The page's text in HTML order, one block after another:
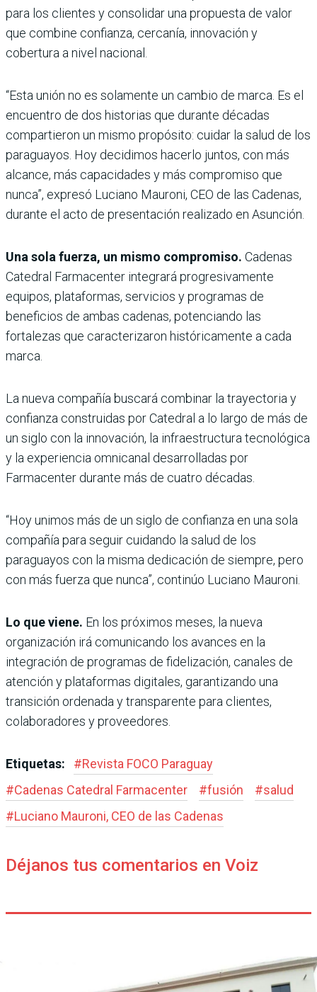
para los clientes y consolidar una propuesta de valor
que combine confianza, cercanía, innovación y
cobertura a nivel nacional.
“Esta unión no es solamente un cambio de marca. Es el
encuentro de dos historias que durante décadas
compartieron un mismo propósito: cuidar la salud de los
paraguayos. Hoy decidimos hacerlo juntos, con más
alcance, más capacidades y más compromiso que
nunca”, expresó Luciano Mauroni, CEO de las Cadenas,
durante el acto de presentación realizado en Asunción.
Una sola fuerza, un mismo compromiso. Cadenas
Catedral Farmacenter integrará progresivamente
equipos, plataformas, servicios y programas de
beneficios de ambas cadenas, potenciando las
fortalezas que caracterizaron históricamente a cada
marca.
La nueva compañía buscará combinar la trayectoria y
confianza construidas por Catedral a lo largo de más de
un siglo con la innovación, la infraestructura tecnológica
y la experiencia omnicanal desarrolladas por
Farmacenter durante más de cuatro décadas.
“Hoy unimos más de un siglo de confianza en una sola
compañía para seguir cuidando la salud de los
paraguayos con la misma dedicación de siempre, pero
con más fuerza que nunca”, continúo Luciano Mauroni.
Lo que viene. En los próximos meses, la nueva
organización irá comunicando los avances en la
integración de programas de fidelización, canales de
atención y plataformas digitales, garantizando una
transición ordenada y transparente para clientes,
colaboradores y proveedores.
Etiquetas: #Revista FOCO Paraguay
#Cadenas Catedral Farmacenter #fusión #salud
#Luciano Mauroni, CEO de las Cadenas
Déjanos tus comentarios en Voiz